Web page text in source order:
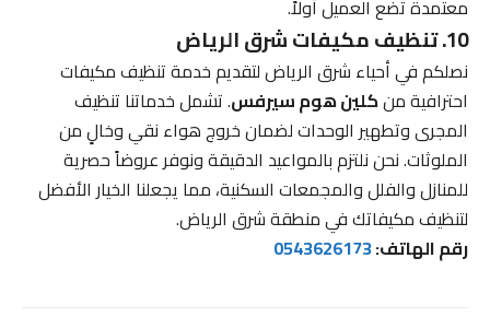
معتمدة تضع العميل أولاً.
10. تنظيف مكيفات شرق الرياض
نصلكم في أحياء شرق الرياض لتقديم خدمة تنظيف مكيفات
احترافية منكلين هوم سيرفس. تشمل خدماتنا تنظيف
المجرى وتطهير الوحدات لضمان خروج هواء نقي وخالٍ من
الملوثات. نحن نلتزم بالمواعيد الدقيقة ونوفر عروضاً حصرية
للمنازل والفلل والمجمعات السكنية، مما يجعلنا الخيار الأفضل
لتنظيف مكيفاتك في منطقة شرق الرياض.
رقم الهاتف:0543626173